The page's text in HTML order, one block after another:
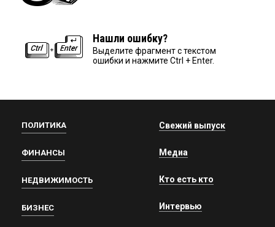
Нашли ошибку?
Выделите фрагмент с текстом
ошибки и нажмите Ctrl + Enter.
ПОЛИТИКА
ФИНАНСЫ
НЕДВИЖИМОСТЬ
БИЗНЕС
Свежий выпуск
Медиа
Кто есть кто
Интервью